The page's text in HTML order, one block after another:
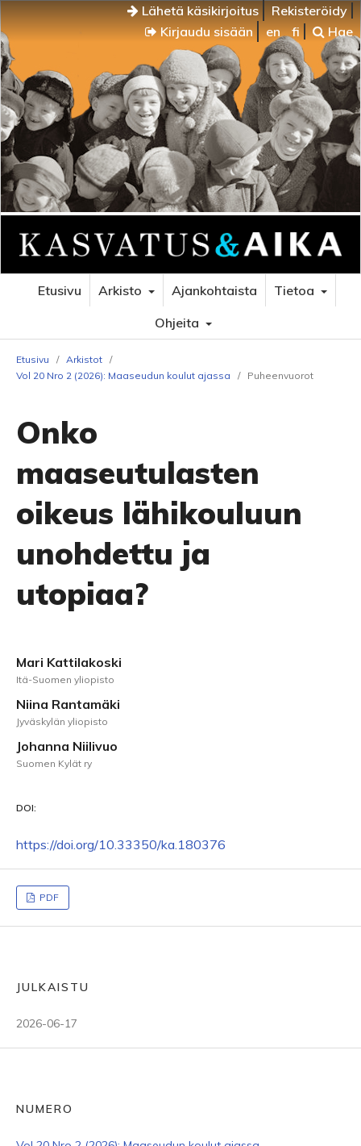
Lähetä käsikirjoitus
Rekisteröidy
Kirjaudu sisään
en fi Hae
Etusivu Arkisto Ajankohtaista
Tietoa
Ohjeita
Etusivu / Arkistot /
Vol 20 Nro 2 (2026): Maaseudun koulut ajassa
/ Puheenvuorot
Onko
maaseutulasten
oikeus lähikouluun
unohdettu ja
utopiaa?
Mari Kattilakoski
Itä-Suomen yliopisto
Niina Rantamäki
Jyväskylän yliopisto
Johanna Niilivuo
Suomen Kylät ry
DOI:
https://doi.org/10.33350/ka.180376
PDF
JULKAISTU
2026-06-17
NUMERO